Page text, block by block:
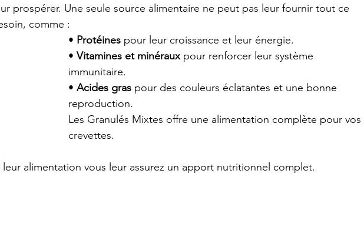
prospérer. Une seule source alimentaire ne peut pas leur fournir tout ce
comme :
• Protéines pour leur croissance et leur énergie.
• Vitamines et minéraux pour renforcer leur système
immunitaire.
• Acides gras pour des couleurs éclatantes et une bonne
reproduction.
Les Granulés Mixtes offre une alimentation complète pour vos
crevettes.
leur alimentation vous leur assurez un apport nutritionnel complet.